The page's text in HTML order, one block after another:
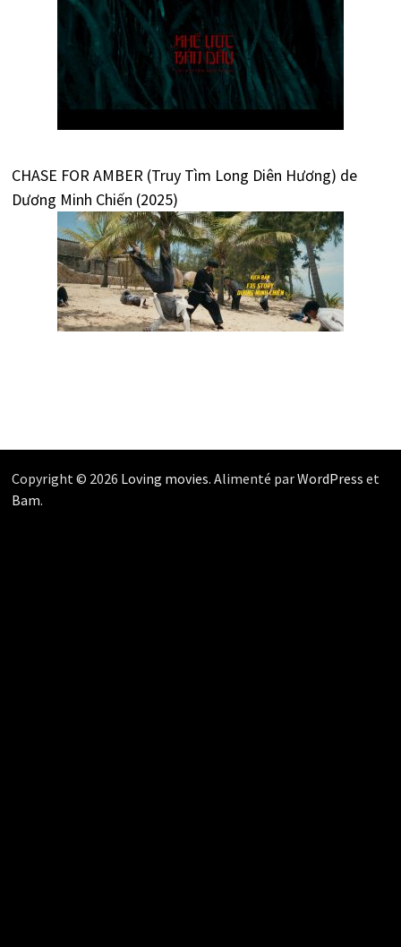
CHASE FOR AMBER (Truy Tìm Long Diên Hương) de
Dương Minh Chiến (2025)
Copyright © 2026 Loving movies. Alimenté parWordPress et
Bam.